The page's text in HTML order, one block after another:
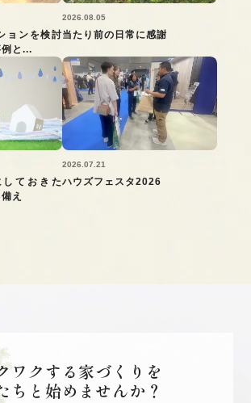
ョンを検討
と...
2026.08.05
当たり前の日常に感謝
ておきた
え
2026.07.21
ハウズフェスタ2026
ワクする家づくりを
ちと始めませんか？